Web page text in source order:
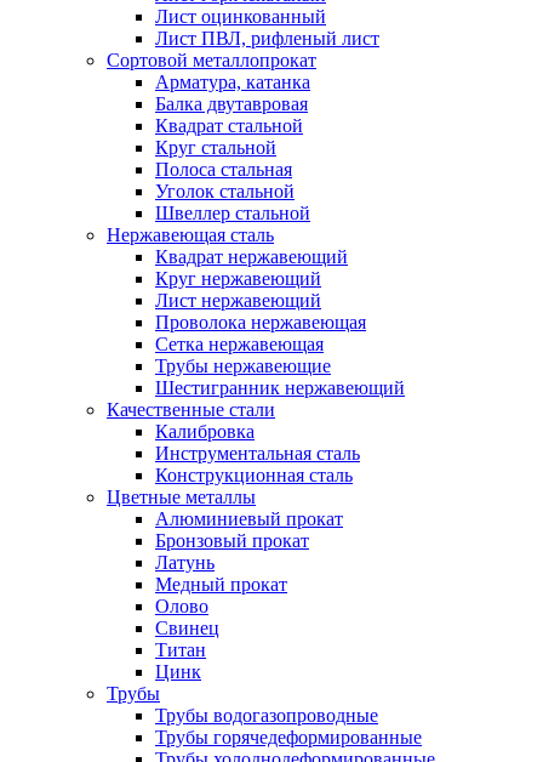
Лист оцинкованный
Лист ПВЛ, рифленый лист
Сортовой металлопрокат
Арматура, катанка
Балка двутавровая
Квадрат стальной
Круг стальной
Полоса стальная
Уголок стальной
Швеллер стальной
Нержавеющая сталь
Квадрат нержавеющий
Круг нержавеющий
Лист нержавеющий
Проволока нержавеющая
Сетка нержавеющая
Трубы нержавеющие
Шестигранник нержавеющий
Качественные стали
Калибровка
Инструментальная сталь
Конструкционная сталь
Цветные металлы
Алюминиевый прокат
Бронзовый прокат
Латунь
Медный прокат
Олово
Свинец
Титан
Цинк
Трубы
Трубы водогазопроводные
Трубы горячедеформированные